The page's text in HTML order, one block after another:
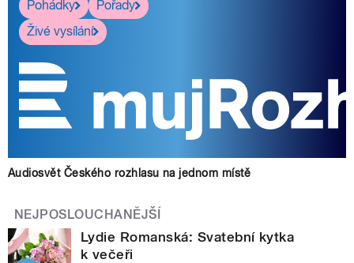
Pohádky
Pořady
Živé vysílání
Audiosvět Českého rozhlasu na jednom místě
NEJPOSLOUCHANĚJŠÍ
Lydie Romanská: Svatební kytka
k večeři